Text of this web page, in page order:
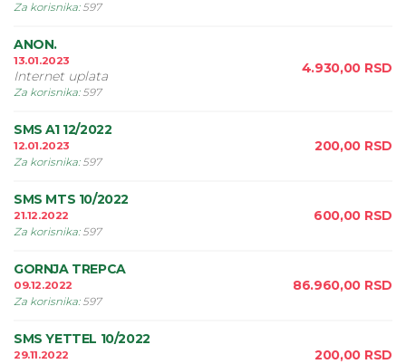
Za korisnika: 597
ANON.
13.01.2023
Internet uplata
Za korisnika: 597
4.930,00 RSD
SMS A1 12/2022
12.01.2023
Za korisnika: 597
200,00 RSD
SMS MTS 10/2022
21.12.2022
Za korisnika: 597
600,00 RSD
GORNJA TREPCA
09.12.2022
Za korisnika: 597
86.960,00 RSD
SMS YETTEL 10/2022
29.11.2022
200,00 RSD